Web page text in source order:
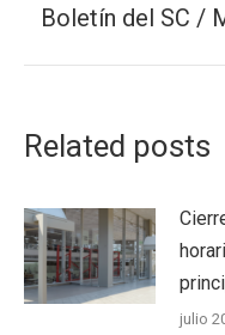
Boletín del SC /
Related posts
julio